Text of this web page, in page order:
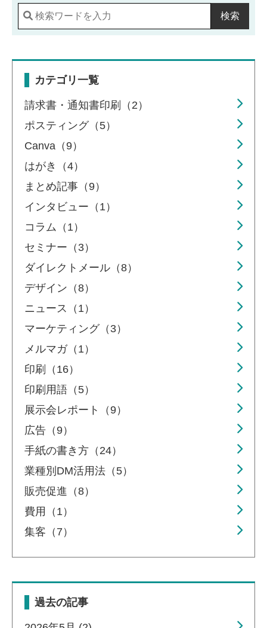
検索
カテゴリ一覧
請求書・通知書印刷（2）
ポスティング（5）
Canva（9）
はがき（4）
まとめ記事（9）
インタビュー（1）
コラム（1）
セミナー（3）
ダイレクトメール（8）
デザイン（8）
ニュース（1）
マーケティング（3）
メルマガ（1）
印刷（16）
印刷用語（5）
展示会レポート（9）
広告（9）
手紙の書き方（24）
業種別DM活用法（5）
販売促進（8）
費用（1）
集客（7）
過去の記事